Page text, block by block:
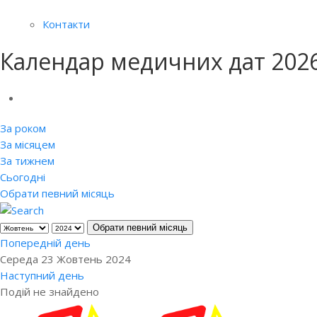
Контакти
Календар медичних дат
За роком
За місяцем
За тижнем
Сьогодні
Обрати певний місяць
Обрати певний місяць
Попередній день
Середа 23 Жовтень 2024
Наступний день
Подій не знайдено